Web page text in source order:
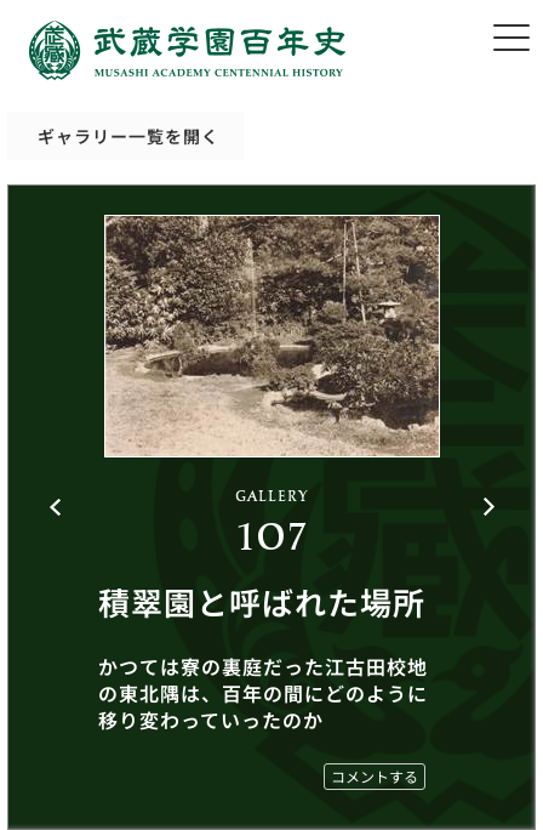
ギャラリー一覧を開く
GALLERY
107
積翠園と呼ばれた場所
かつては寮の裏庭だった江古田校地
の東北隅は、百年の間にどのように
移り変わっていったのか
コメントする